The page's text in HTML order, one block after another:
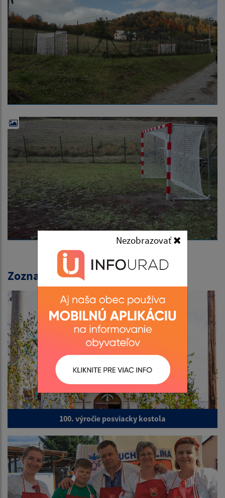
Nezobrazovať
Zoznam fotogalérií:
100. výročie posviacky kostola